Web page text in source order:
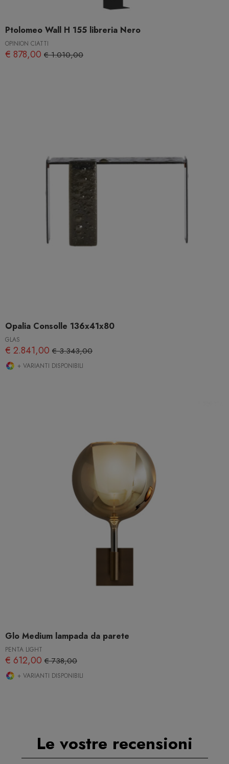
Ptolomeo Wall H 155 libreria Nero
OPINION CIATTI
€ 878,00 € 1.010,00
Opalia Consolle 136x41x80
GLAS
€ 2.841,00 € 3.343,00
+ VARIANTI DISPONIBILI
Glo Medium lampada da parete
PENTA LIGHT
€ 612,00 € 738,00
+ VARIANTI DISPONIBILI
Le vostre recensioni